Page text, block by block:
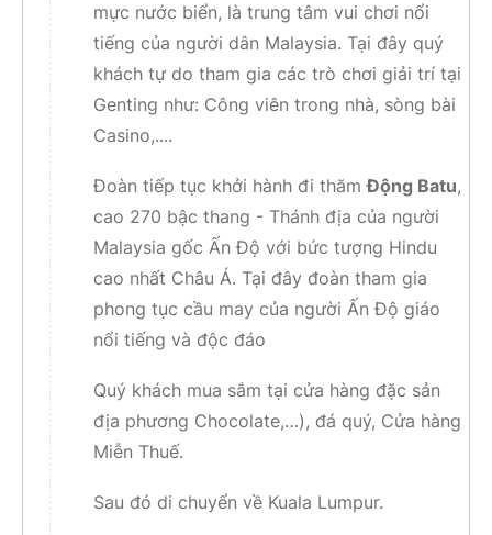
mực nước biển, là trung tâm vui chơi nổi
tiếng của người dân Malaysia. Tại đây quý
khách tự do tham gia các trò chơi giải trí tại
Genting như: Công viên trong nhà, sòng bài
Casino,....
Đoàn tiếp tục khởi hành đi thămĐộng Batu,
cao 270 bậc thang - Thánh địa của người
Malaysia gốc Ấn Độ với bức tượng Hindu
cao nhất Châu Á. Tại đây đoàn tham gia
phong tục cầu may của người Ấn Độ giáo
nổi tiếng và độc đáo
Quý khách mua sắm tại cửa hàng đặc sản
địa phương Chocolate,…), đá quý, Cửa hàng
Miễn Thuế.
Sau đó di chuyển về Kuala Lumpur.